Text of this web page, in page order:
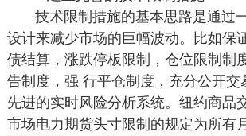
技术限制措施的基本思路是通过
设计来减少市场的巨幅波动。比如保
债结算，涨跌停板限制，仓位限制制
告制度，强 行平仓制度，充分公开交
先进的实时风险分析系统。纽约商品
市场电力期货头寸限制的规定为所有